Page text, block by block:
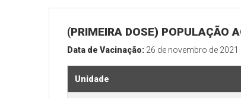
(PRIMEIRA DOSE) POPULAÇÃO
Data de Vacinação: 26 de novembro de 2021
Unidade